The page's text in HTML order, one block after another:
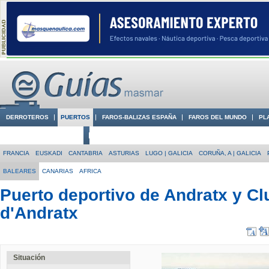
DERROTEROS PUERTOS FAROS-BALIZAS ESPAÑA FAROS DEL MUNDO
FRANCIA EUSKADI CANTABRIA ASTURIAS LUGO | GALICIA CORUÑA, A | GALICIA
BALEARES CANARIAS AFRICA
Puerto deportivo de Andratx y
d'Andratx
Situación